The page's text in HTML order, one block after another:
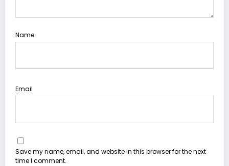
Name
Email
Save my name, email, and website in this browser for the next
time I comment.